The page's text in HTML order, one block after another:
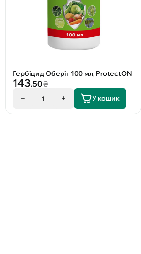
Гербіцид Оберіг 100 мл, ProtectON
143.50₴
1 У кошик